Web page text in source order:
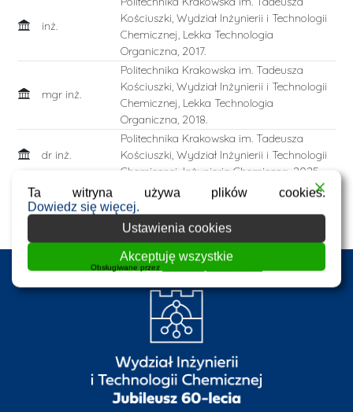
inż.
Kościuszki, Wydział Inżynierii i Technologii
Chemicznej, Lekka Technologia
Organiczna, 2017.
mgr inż.
Politechnika Krakowska im. Tadeusza
Kościuszki, Wydział Inżynierii i Technologii
Chemicznej, Lekka Technologia
Organiczna, 2018.
dr inż.
Politechnika Krakowska im. Tadeusza
Kościuszki, Wydział Inżynierii i Technologii
Chemicznej, Inżynieria Chemiczna, 2025.
Lista publikacji w BPK
Ta witryna używa plików cookies.
Dowiedz się więcej.
Ustawienia cookies
Akceptuję wszystkie
Obsługiwane przez WPLP Compliance Platform